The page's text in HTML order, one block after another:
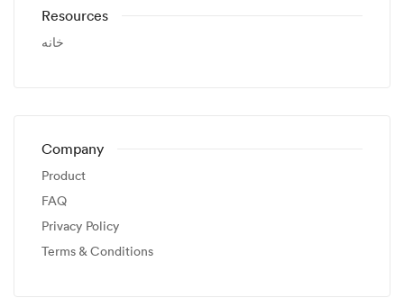
Resources
خانه
Company
Product
FAQ
Privacy Policy
Terms & Conditions